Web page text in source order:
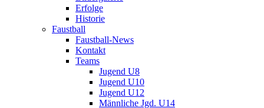
Erfolge
Historie
Faustball
Faustball-News
Kontakt
Teams
Jugend U8
Jugend U10
Jugend U12
Männliche Jgd. U14